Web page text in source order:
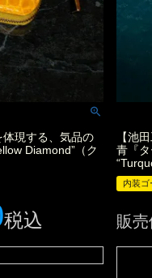
体現する、気品の
Diamond”（ク
税込
【池
青『
内装ゴ
販